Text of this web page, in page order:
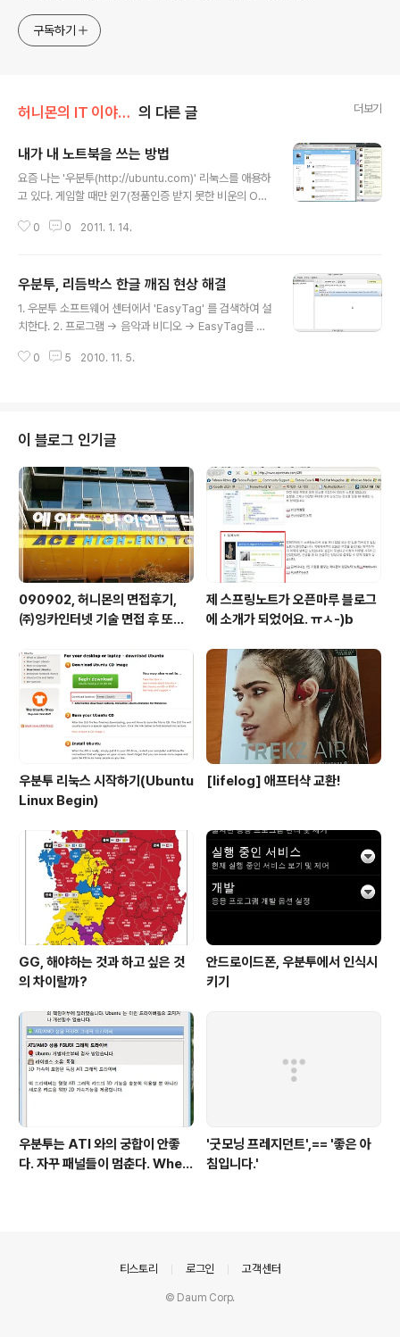
지켜봐주세요!! ^^
구독하기
허니몬의 IT 이야기/리눅스 이야기, 우분투 의 다른 글 더보기
내가 내 노트북을 쓰는 방법
요즘 나는 '우분투(http://ubuntu.com)' 리눅스를 애용하
고 있다. 게임할 때만 윈7(정품인증 받지 못한 비운의 OS)
쉽다. sudo apt-get install eclipse 명령 만으로도 자
묘미와 Gnome GUI가 Windows XP와 크게 다르지 않
아 사용하는 데 크게 무리가 가지 않기 때문이다. ^^ 윈도우
말고 다른 운영체제(애플의 맥북이 간지가 나기는 하지만
시는 분들에게 우분투를 추천하는 바이다. 현재 내가 사용
0 0 2011. 1. 14.
우분투, 리듬박스 한글 깨짐 현상 해결
1. 우분투 소프트웨어 센터에서 'EasyTag' 를 검색하여 설
치한다. 2. 프로그램 -> 음악과 비디오 -> EasyTag를 실
림에서 보는 것처럼 설정을 변경한다. 하단에 있는 non-st
=59363 4. OK를 누르고, 음악 파일이 존재하는 폴더를
선택한다. 마우스 커서가 있는 버튼을 클릭하여 전체파일
을 선택한 후에, 왼쪽으로 두번째에 있는 버튼(save file
(s))를 클릭한다. 5. 그러면 아래와 같은 팝업창이..
0 5 2010. 11. 5.
이 블로그 인기글
090902, 허니몬의 면접후기,
㈜잉카인터넷 기술 면접 후 또한
업!!
제 스프링노트가 오픈마루 블로그
에 소개가 되었어요. ㅠㅅ-)b
우분투 리눅스 시작하기(Ubuntu
Linux Begin)
[lifelog] 애프터샥 교환!
GG, 해야하는 것과 하고 싶은 것
의 차이랄까?
안드로이드폰, 우분투에서 인식시
키기
우분투는 ATI 와의 궁합이 안좋
다. 자꾸 패널들이 멈춘다. When
'굿모닝 프레지던트',== '좋은 아
침입니다.'
티스토리 로그인 고객센터
© Daum Corp.